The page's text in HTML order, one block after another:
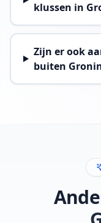
klussen in
Zijn er ook
buiten